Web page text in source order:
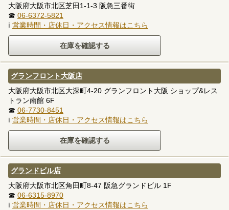
大阪府大阪市北区芝田1-1-3 阪急三番街
☎ 06-6372-5821
ℹ 営業時間・店休日・アクセス情報はこちら
グランフロント大阪店
大阪府大阪市北区大深町4-20 グランフロント大阪 ショップ&レス
トラン南館 6F
☎ 06-7730-8451
ℹ 営業時間・店休日・アクセス情報はこちら
グランドビル店
大阪府大阪市北区角田町8-47 阪急グランドビル 1F
☎ 06-6315-8970
ℹ 営業時間・店休日・アクセス情報はこちら